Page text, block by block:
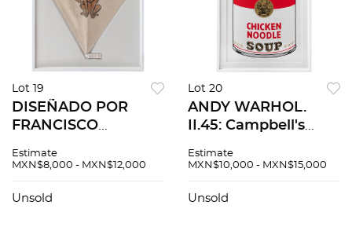
Lot 19
DISEÑADO POR
FRANCISCO
Sin firma. Esténcil y
hecho a mano. 70 x
Estimate
MXN$8,000 - MXN$12,000
Unsold
Lot 20
ANDY WARHOL.
II.45: Campbell's
Noodle Soup. Con
número de tiraje.
Estimate
MXN$10,000 - MXN$15,000
Unsold